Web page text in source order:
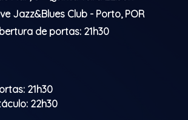
Jazz&Blues Club - Porto, POR
de portas: 21h30
21h30
22h30